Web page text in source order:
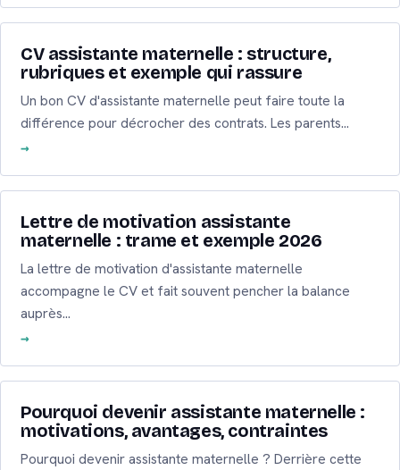
CV assistante maternelle : structure,
rubriques et exemple qui rassure
Un bon CV d'assistante maternelle peut faire toute la
différence pour décrocher des contrats. Les parents…
Lettre de motivation assistante
maternelle : trame et exemple 2026
La lettre de motivation d'assistante maternelle
accompagne le CV et fait souvent pencher la balance
auprès…
Pourquoi devenir assistante maternelle :
motivations, avantages, contraintes
Pourquoi devenir assistante maternelle ? Derrière cette